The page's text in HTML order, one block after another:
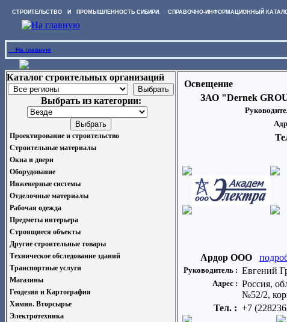
СТРОИТЕЛЬСТВО И ПРОМЫШЛЕННОСТЬ СИБИРИ. СПРАВОЧНО-ИНФОРМАЦИОННЫЙ
На главную
Каталог строительных организаций
Выбрать из категории:
Проектирование и строительство
Строительные материалы
Окна и двери
Оборудование
Инженерные системы
Отделочные материалы
Рабочая одежда
Предметы интерьера
Строящиеся объекты
Другие строительные товары
Техническое обследование зданий
Транспортные услуги
Магазины
Геодезия и Картография
Химия. Вторсырье
Электротехника
Освещение
ЗАО "Dernek
Ардор ООО
Руководитель : Евгений
Адрес : Россия,
№52/2,
Тел. : +7